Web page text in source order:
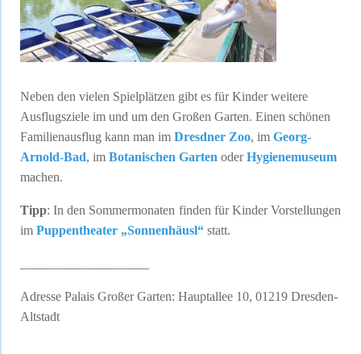
Neben den vielen Spielplätzen gibt es für Kinder weitere
Ausflugsziele im und um den Großen Garten. Einen schönen
Familienausflug kann man im Dresdner Zoo, im Georg-
Arnold-Bad, im Botanischen Garten oderHygienemuseum
machen.
Tipp: In den Sommermonaten finden für Kinder Vorstellungen
im Puppentheater „Sonnenhäusl“ statt.
Adresse Palais Großer Garten: Hauptallee 10, 01219 Dresden-
Altstadt